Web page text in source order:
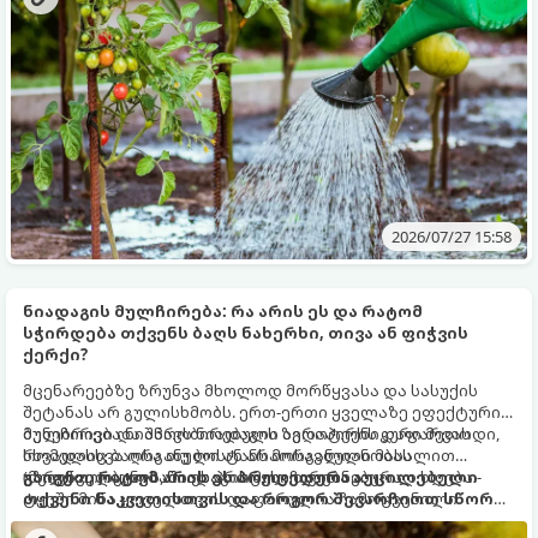
2026/07/27 15:58
ნიადაგის მულჩირება: რა არის ეს და რატომ
სჭირდება თქვენს ბაღს ნახერხი, თივა ან ფიჭვის
ქერქი?
მცენარეებზე ზრუნვა მხოლოდ მორწყვასა და სასუქის
შეტანას არ გულისხმობს. ერთ-ერთი ყველაზე ეფექტური,
ბუნებრივი და აპრობირებული აგროტექნიკური მეთოდი,
რომელიც ბაღსა თუ ბოსტანს მოსავლიანობას
უზრუნველყოფს, ნიადაგის მულჩირებაა.
მულჩირება ნიშნავს ნიადაგის ზედაპირის დაფარვას
სხვადასხვა ორგანული ან არაორგანული მასალით
(მულჩით). ბუნებაში ეს პროცესი თვითნებურად ხდება -
ტყეში მიწა ყოველთვის დაფარულია ჩამოცვენილი
ფოთლებით, წიწვებითა და ბალახით.
გაიგეთ, რატომ არის ეს პროცედურა აუცილებელი
თქვენი ნაკვეთისთვის და როგორ შევარჩიოთ სწორი
მასალა.